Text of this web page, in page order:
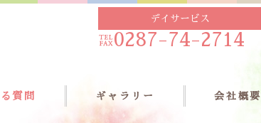
デイサービス
0287-74-2714
質問 ギャラリー 会社概要